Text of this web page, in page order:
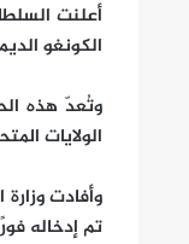
أعلنت
الكونغو
وتُعدّ هذه
الولايات
وأفادت
تم إدخاله